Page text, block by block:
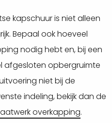
kapschuur is niet alleen
Bepaal ook hoeveel
nodig hebt en, bij een
afgesloten opbergruimte
niet bij de
indeling, bekijk dan de
overkapping.